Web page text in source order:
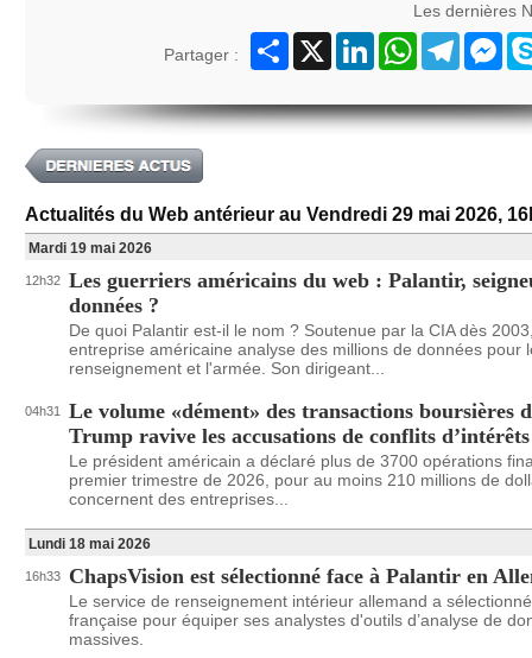
Les dernières
Partager :
Partager
X LinkedInWhatsAppTelegram
Actualités du Web antérieur au Vendredi 29 mai 2026,
Mardi 19 mai 2026
12h32 Les guerriers américains du web : Palantir,
données ?
De quoi Palantir est-il le nom ? Soutenue par la CIA dès
entreprise américaine analyse des millions de données pour
renseignement et l'armée. Son dirigeant...
04h31
Le volume «dément» des transactions boursières
Trump ravive les accusations de conflits d’intérêts
Le président américain a déclaré plus de 3700 opérations
premier trimestre de 2026, pour au moins 210 millions de
concernent des entreprises...
Lundi 18 mai 2026
16h33 ChapsVision est sélectionné face à Palantir en
Le service de renseignement intérieur allemand a
française pour équiper ses analystes d'outils d’analyse de
massives.